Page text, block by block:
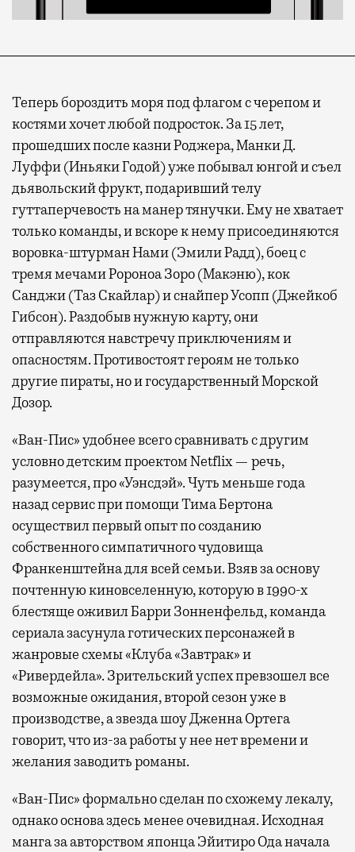
Теперь бороздить моря под флагом с черепом и
костями хочет любой подросток. За 15 лет,
прошедших после казни Роджера, Манки Д.
Луффи (Иньяки Годой) уже побывал юнгой и съел
дьявольский фрукт, подаривший телу
гуттаперчевость на манер тянучки. Ему не хватает
только команды, и вскоре к нему присоединяются
воровка-штурман Нами (Эмили Радд), боец с
тремя мечами Ророноа Зоро (Макэню), кок
Санджи (Таз Скайлар) и снайпер Усопп (Джейкоб
Гибсон). Раздобыв нужную карту, они
отправляются навстречу приключениям и
опасностям. Противостоят героям не только
другие пираты, но и государственный Морской
Дозор.
«Ван-Пис» удобнее всего сравнивать с другим
условно детским проектом Netflix — речь,
разумеется, про «Уэнсдэй». Чуть меньше года
назад сервис при помощи Тима Бертона
осуществил первый опыт по созданию
собственного симпатичного чудовища
Франкенштейна для всей семьи. Взяв за основу
почтенную киновселенную, которую в 1990-х
блестяще оживил Барри Зонненфельд, команда
сериала засунула готических персонажей в
жанровые схемы «Клуба «Завтрак» и
«Ривердейла». Зрительский успех превзошел все
возможные ожидания, второй сезон уже в
производстве, а звезда шоу Дженна Ортега
говорит, что из-за работы у нее нет времени и
желания заводить романы.
«Ван-Пис» формально сделан по схожему лекалу,
однако основа здесь менее очевидная. Исходная
манга за авторством японца Эйитиро Ода начала